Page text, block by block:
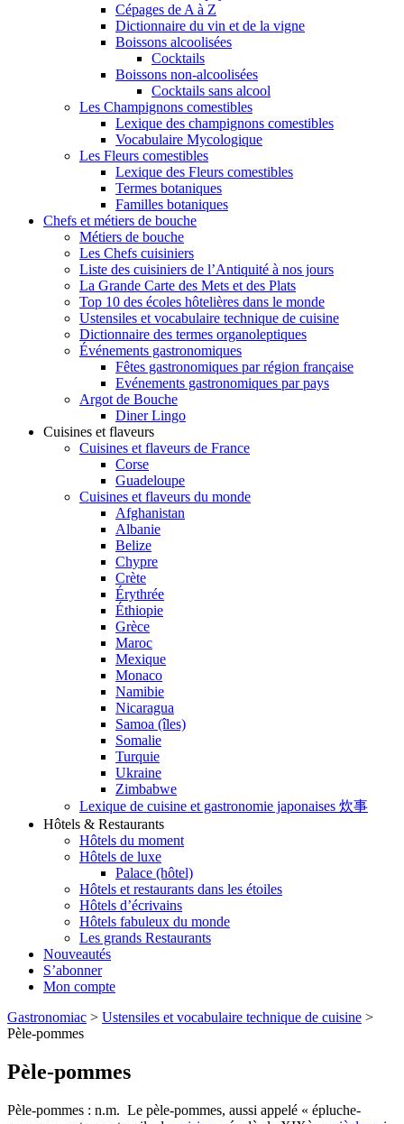
Cépages de A à Z
Dictionnaire du vin et de la vigne
Boissons alcoolisées
Cocktails
Boissons non-alcoolisées
Cocktails sans alcool
Les Champignons comestibles
Lexique des champignons comestibles
Vocabulaire Mycologique
Les Fleurs comestibles
Lexique des Fleurs comestibles
Termes botaniques
Familles botaniques
Chefs et métiers de bouche
Métiers de bouche
Les Chefs cuisiniers
Liste des cuisiniers de l’Antiquité à nos jours
La Grande Carte des Mets et des Plats
Top 10 des écoles hôtelières dans le monde
Ustensiles et vocabulaire technique de cuisine
Dictionnaire des termes organoleptiques
Événements gastronomiques
Fêtes gastronomiques par région française
Evénements gastronomiques par pays
Argot de Bouche
Diner Lingo
Cuisines et flaveurs
Cuisines et flaveurs de France
Corse
Guadeloupe
Cuisines et flaveurs du monde
Afghanistan
Albanie
Belize
Chypre
Crète
Érythrée
Éthiopie
Grèce
Maroc
Mexique
Monaco
Namibie
Nicaragua
Samoa (îles)
Somalie
Turquie
Ukraine
Zimbabwe
Lexique de cuisine et gastronomie japonaises 炊事
Hôtels & Restaurants
Hôtels du moment
Hôtels de luxe
Palace (hôtel)
Hôtels et restaurants dans les étoiles
Hôtels d’écrivains
Hôtels fabuleux du monde
Les grands Restaurants
Nouveautés
S’abonner
Mon compte
Gastronomiac > Ustensiles et vocabulaire technique de cuisine >
Pèle-pommes
Pèle-pommes
Pèle-pommes : n.m. Le pèle-pommes, aussi appelé « épluche-